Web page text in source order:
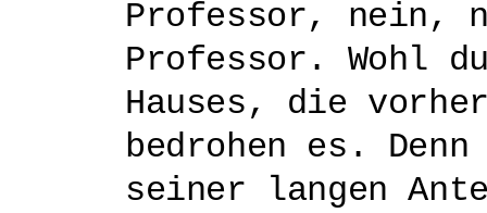
Professor, nein,
Professor. Wohl
Hauses, die
bedrohen es.
seiner langen